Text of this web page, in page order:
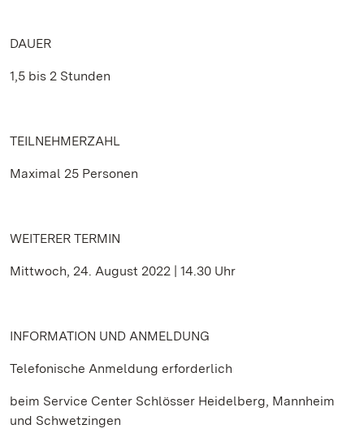
DAUER
1,5 bis 2 Stunden
TEILNEHMERZAHL
Maximal 25 Personen
WEITERER TERMIN
Mittwoch, 24. August 2022 | 14.30 Uhr
INFORMATION UND ANMELDUNG
Telefonische Anmeldung erforderlich
beim Service Center Schlösser Heidelberg, Mannheim
und Schwetzingen